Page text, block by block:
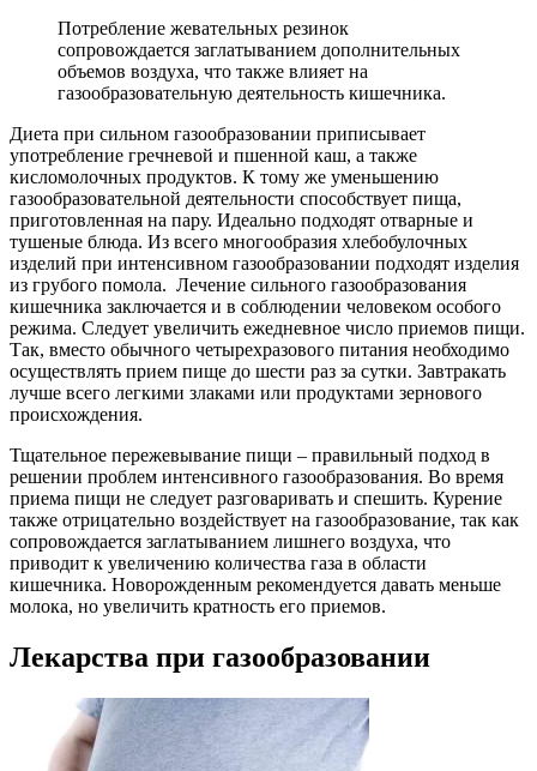
Потребление жевательных резинок
сопровождается заглатыванием дополнительных
объемов воздуха, что также влияет на
газообразовательную деятельность кишечника.
Диета при сильном газообразовании приписывает
употребление гречневой и пшенной каш, а также
кисломолочных продуктов. К тому же уменьшению
газообразовательной деятельности способствует пища,
приготовленная на пару. Идеально подходят отварные и
тушеные блюда. Из всего многообразия хлебобулочных
изделий при интенсивном газообразовании подходят изделия
из грубого помола. Лечение сильного газообразования
кишечника заключается и в соблюдении человеком особого
режима. Следует увеличить ежедневное число приемов пищи.
Так, вместо обычного четырехразового питания необходимо
осуществлять прием пище до шести раз за сутки. Завтракать
лучше всего легкими злаками или продуктами зернового
происхождения.
Тщательное пережевывание пищи – правильный подход в
решении проблем интенсивного газообразования. Во время
приема пищи не следует разговаривать и спешить. Курение
также отрицательно воздействует на газообразование, так как
сопровождается заглатыванием лишнего воздуха, что
приводит к увеличению количества газа в области
кишечника. Новорожденным рекомендуется давать меньше
молока, но увеличить кратность его приемов.
Лекарства при газообразовании